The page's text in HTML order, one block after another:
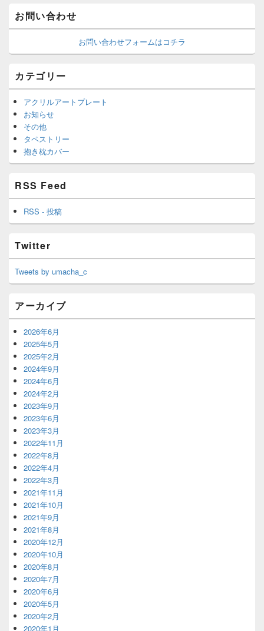
お問い合わせ
お問い合わせフォームはコチラ
カテゴリー
アクリルアートプレート
お知らせ
その他
タペストリー
抱き枕カバー
RSS Feed
RSS - 投稿
Twitter
Tweets by umacha_c
アーカイブ
2026年6月
2025年5月
2025年2月
2024年9月
2024年6月
2024年2月
2023年9月
2023年6月
2023年3月
2022年11月
2022年8月
2022年4月
2022年3月
2021年11月
2021年10月
2021年9月
2021年8月
2020年12月
2020年10月
2020年8月
2020年7月
2020年6月
2020年5月
2020年2月
2020年1月